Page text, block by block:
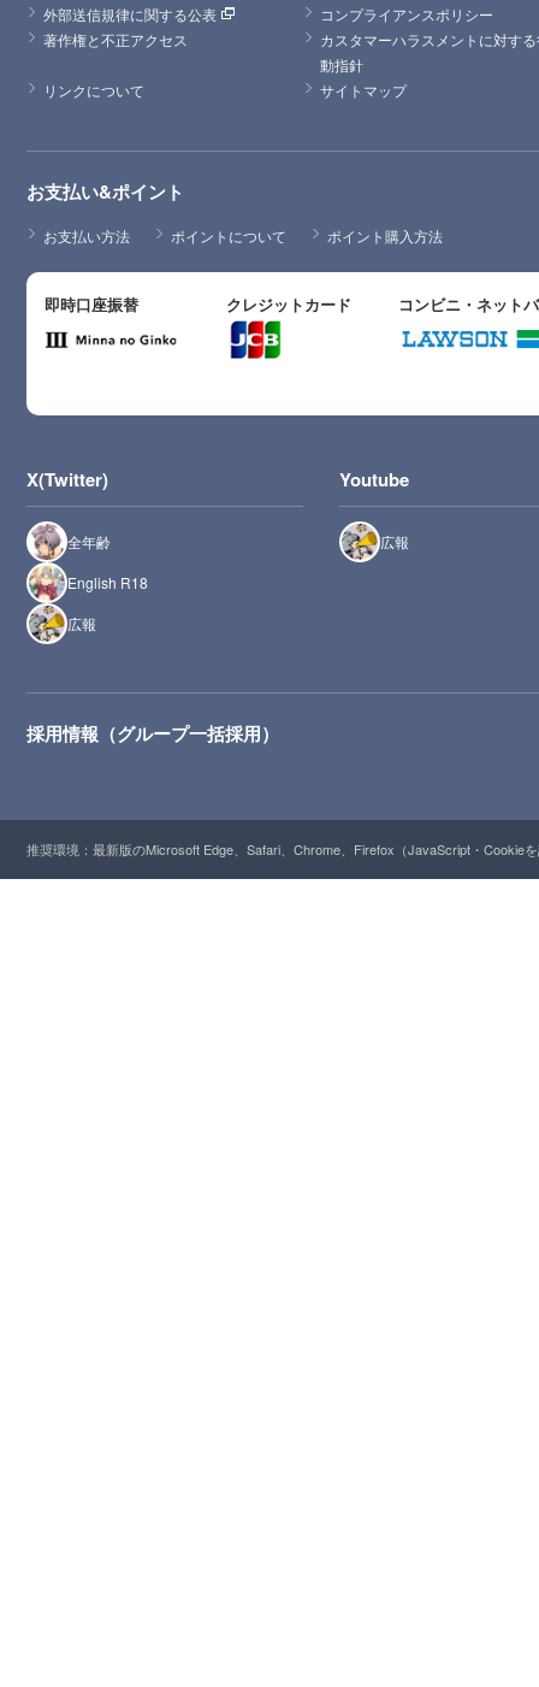
外部送信規律に関する公表
コンプライアンスポリシー
著作権と不正アクセス
カスタマーハラスメントに対す
動指針
リンクについて
サイトマップ
お支払い&ポイント
お支払い方法 ポイントについて ポイント購入方法
即時口座振替 クレジットカード コンビニ・ネット
X(Twitter)
全年齢
English R18
広報
Youtube
広報
採用情報（グループ一括採用）
推奨環境：最新版のMicrosoft Edge、Safari、Chrome、Firefox（JavaScript・Cookie